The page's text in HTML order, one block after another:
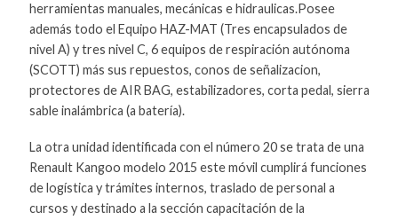
herramientas manuales, mecánicas e hidraulicas.Posee
además todo el Equipo HAZ-MAT (Tres encapsulados de
nivel A) y tres nivel C, 6 equipos de respiración autónoma
(SCOTT) más sus repuestos, conos de señalizacion,
protectores de AIR BAG, estabilizadores, corta pedal, sierra
sable inalámbrica (a batería).
La otra unidad identificada con el número 20 se trata de una
Renault Kangoo modelo 2015 este móvil cumplirá funciones
de logística y trámites internos, traslado de personal a
cursos y destinado a la sección capacitación de la